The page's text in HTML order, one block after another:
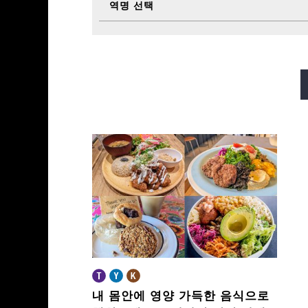
역명 선택
나가호리쓰루
내 몸안에 영양 가득한 음식으로